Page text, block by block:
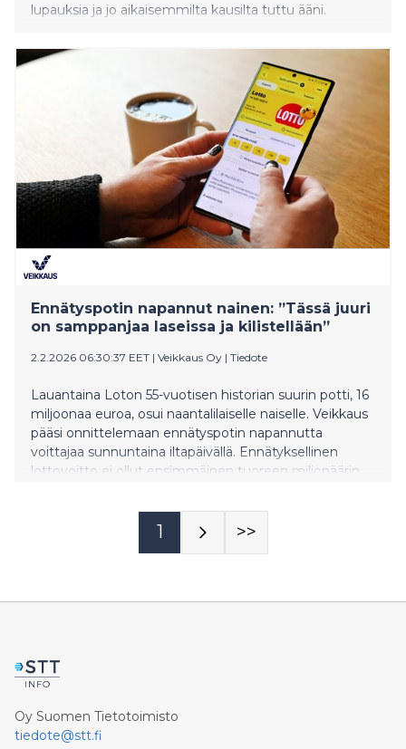
lupauksia ja jo aikaisemmilta kausilta tuttu ääni.
Ennätyspotin napannut nainen: ”Tässä juuri
on samppanjaa laseissa ja kilistellään”
2.2.2026 06:30:37 EET | Veikkaus Oy | Tiedote
Lauantaina Loton 55-vuotisen historian suurin potti, 16
miljoonaa euroa, osui naantalilaiselle naiselle. Veikkaus
pääsi onnittelemaan ennätyspotin napannutta
voittajaa sunnuntaina iltapäivällä. Ennätyksellinen
lottovoitto ei ollut ensimmäinen tuoreen miljonäärin
1 >>
Oy Suomen Tietotoimisto
tiedote@stt.fi